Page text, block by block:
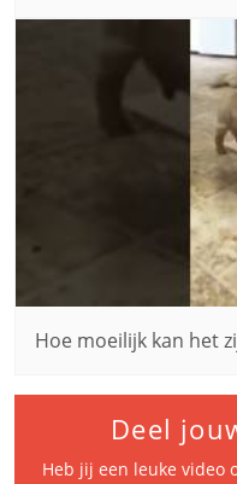
Hoe moeilijk kan het
Deel
Heb jij een leuke video